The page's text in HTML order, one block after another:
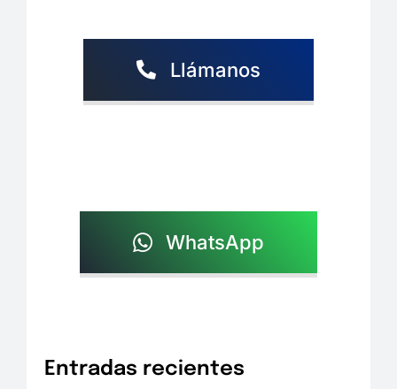
Llámanos
WhatsApp
Entradas recientes